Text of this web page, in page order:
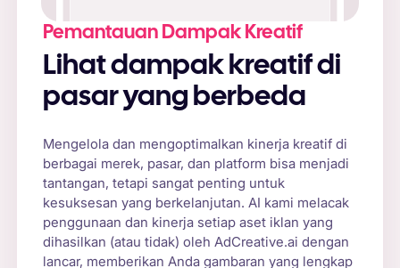
Pemantauan Dampak Kreatif
Lihat dampak kreatif di
pasar yang berbeda
Mengelola dan mengoptimalkan kinerja kreatif di
berbagai merek, pasar, dan platform bisa menjadi
tantangan, tetapi sangat penting untuk
kesuksesan yang berkelanjutan. AI kami melacak
penggunaan dan kinerja setiap aset iklan yang
dihasilkan (atau tidak) oleh AdCreative.ai dengan
lancar, memberikan Anda gambaran yang lengkap